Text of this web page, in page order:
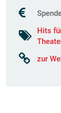
Hits
zur